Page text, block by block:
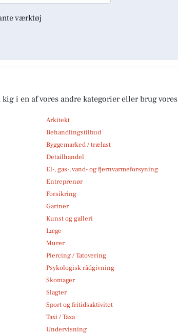
værktøj
i en af vores andre kategorier eller brug vores
Arkitekt
Behandlingstilbud
Byggemarked / trælast
Detailhandel
El-, gas-, vand- og fjernvarmeforsyning
Entreprenør
Forsikring
Gartner
Kunst og galleri
Læge
Murer
Piercing / Tatovering
Psykologisk rådgivning
Skomager
Slagter
Sport og fritidsaktivitet
Taxi / Taxa
Undervisning